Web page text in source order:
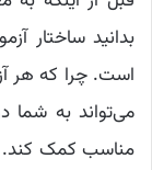
بدانید ساختار
است. چرا که هر
می‌تواند به شما
مناسب کمک کند.